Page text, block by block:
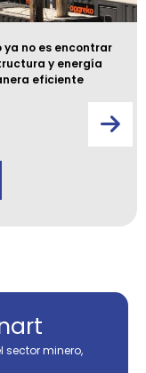
ya no es encontrar
y energía
eficiente
sector minero,